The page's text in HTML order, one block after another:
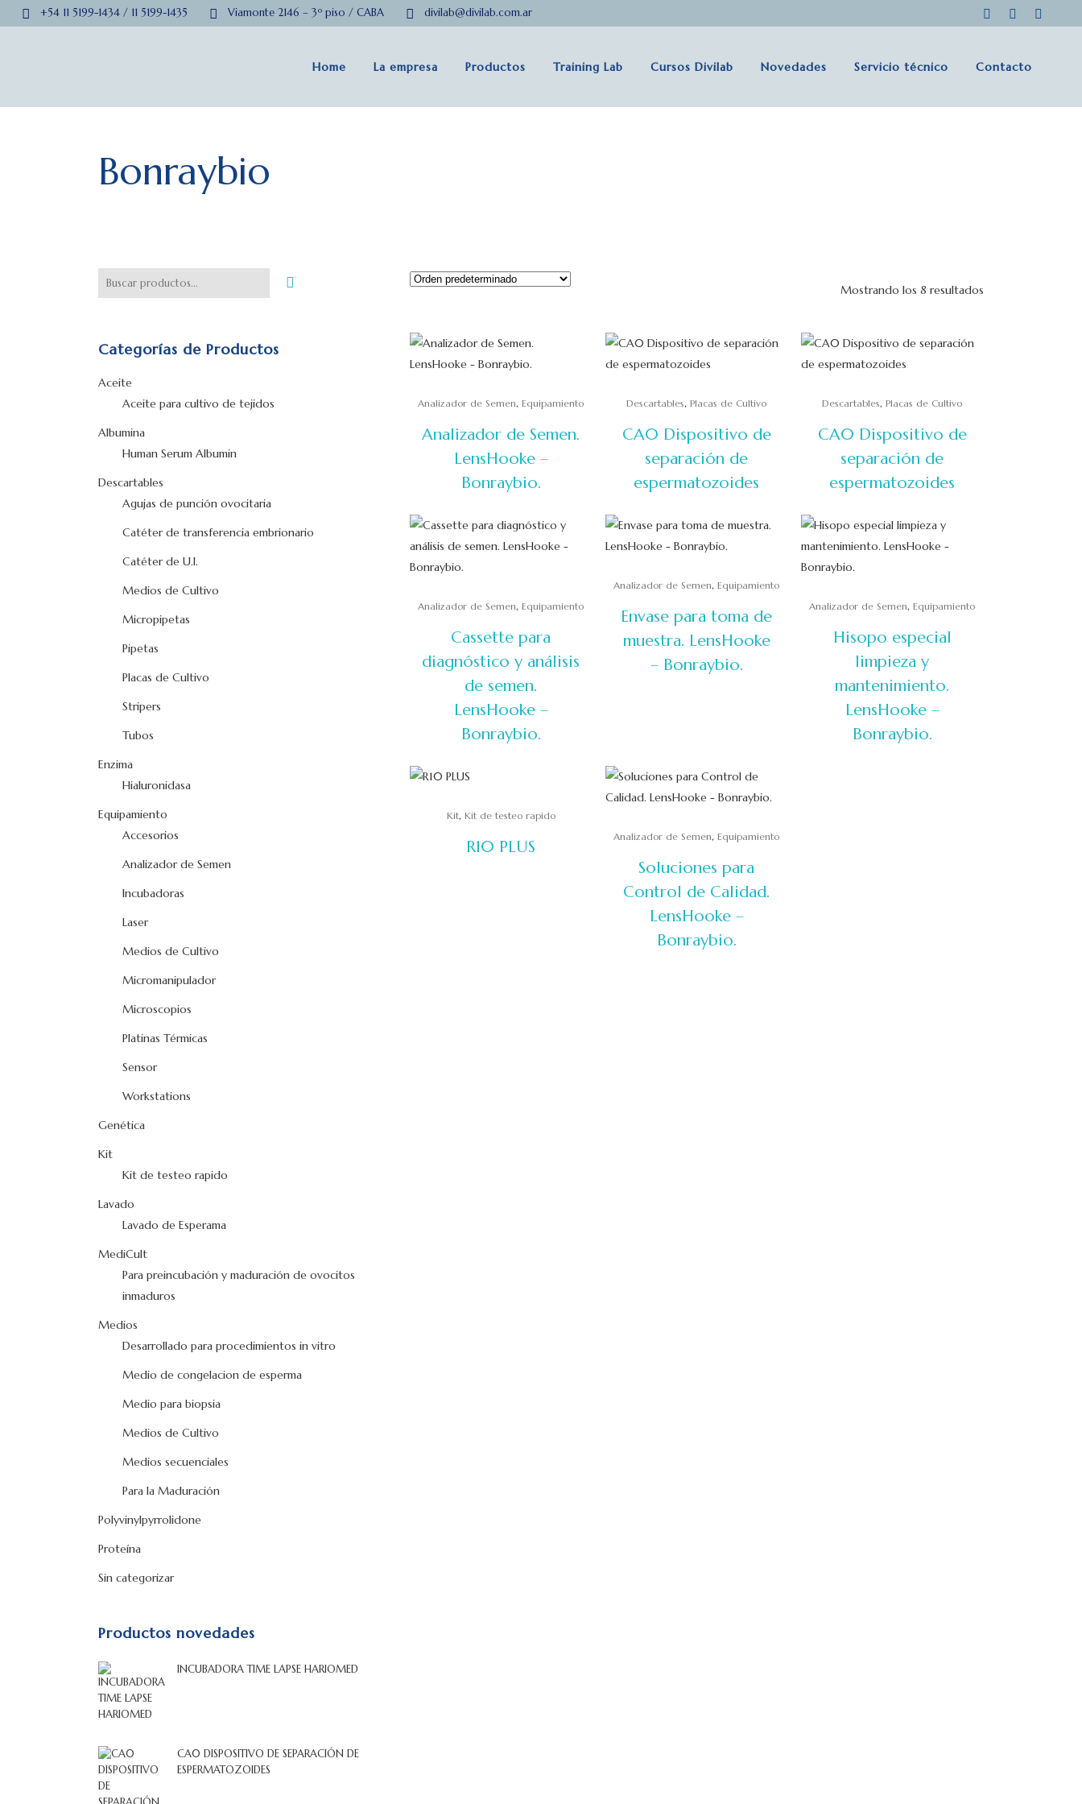
+54 11 5199-1434 / 11 5199-1435 Viamonte 2146 – 3º piso / CABA divilab@divilab.com.ar
Home La empresa Productos Training Lab Cursos Divilab Novedades Servicio técnico Contacto
Bonraybio
Categorías de Productos
Aceite
Aceite para cultivo de tejidos
Albumina
Human Serum Albumin
Descartables
Agujas de punción ovocitaria
Catéter de transferencia embrionario
Catéter de U.I.
Medios de Cultivo
Micropipetas
Pipetas
Placas de Cultivo
Stripers
Tubos
Enzima
Hialuronidasa
Equipamiento
Accesorios
Analizador de Semen
Incubadoras
Laser
Medios de Cultivo
Micromanipulador
Microscopios
Platinas Térmicas
Sensor
Workstations
Genética
Kit
Kit de testeo rapido
Lavado
Lavado de Esperama
MediCult
Para preincubación y maduración de ovocitos
inmaduros
Medios
Desarrollado para procedimientos in vitro
Medio de congelacion de esperma
Medio para biopsia
Medios de Cultivo
Medios secuenciales
Para la Maduración
Polyvinylpyrrolidone
Proteína
Sin categorizar
Productos novedades
INCUBADORA TIME LAPSE HARIOMED
CA0 DISPOSITIVO DE SEPARACIÓN DE
ESPERMATOZOIDES
Mostrando los 8 resultados
Analizador de Semen,Equipamiento
Analizador de Semen.
LensHooke –
Bonraybio.
Descartables,Placas de Cultivo
CA0 Dispositivo de
separación de
espermatozoides
Descartables,Placas de Cultivo
CA0 Dispositivo de
separación de
espermatozoides
Analizador de Semen,Equipamiento
Cassette para
diagnóstico y análisis
de semen.
LensHooke –
Bonraybio.
Analizador de Semen,Equipamiento
Envase para toma de
muestra. LensHooke
– Bonraybio.
Analizador de Semen,Equipamiento
Hisopo especial
limpieza y
mantenimiento.
LensHooke –
Bonraybio.
Kit, Kit de testeo rapido
R10 PLUS
Analizador de Semen,Equipamiento
Soluciones para
Control de Calidad.
LensHooke –
Bonraybio.